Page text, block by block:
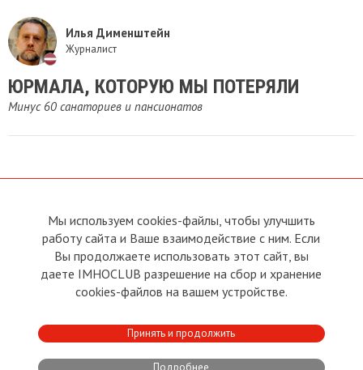
Илья Дименштейн
Журналист
ЮРМАЛА, КОТОРУЮ МЫ ПОТЕРЯЛИ
Минус 60 санаториев и пансионатов
О сайте
Условия пользования
Политика конфиденциальности
Прямая связь с
Председателем
Прямая связь c членами клуба
Реклама
Контакты
Club
Мы используем cookies-файлы, чтобы улучшить
работу сайта и Ваше взаимодействие с ним. Если
Вы продолжаете использовать этот сайт, вы
даете IMHOCLUB разрешение на сбор и хранение
cookies-файлов на вашем устройстве.
Принять и продолжить
Подробнее